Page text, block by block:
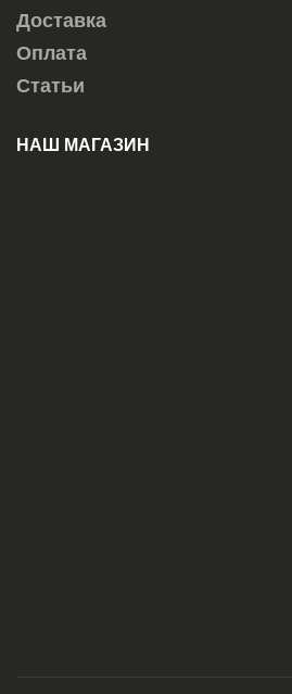
Доставка
Оплата
Статьи
НАШ МАГАЗИН